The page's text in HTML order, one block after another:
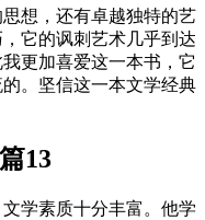
想，还有卓越独特的艺
它的讽刺艺术几乎到达
更加喜爱这一本书，它
。坚信这一本文学经典
13
学素质十分丰富。他学